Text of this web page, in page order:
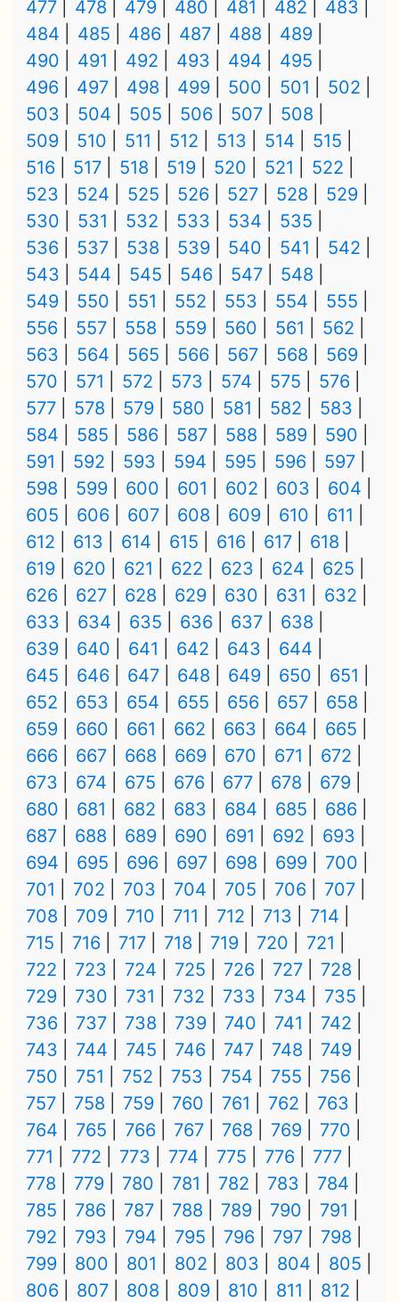
477 478 479 480 481 482
483
484
485 486 487 488
489
490
491 492 493 494
495
496
497 498 499 500 501
502
503
504 505 506 507
508
509
510 511 512 513 514
515
516
517 518 519 520 521
522
523
524 525 526 527 528
529
530
531 532 533 534
535
536
537 538 539 540 541
542
543
544 545 546 547
548
549
550 551 552 553 554
555
556
557 558 559 560 561
562
563
564 565 566 567 568
569
570
571 572 573 574 575
576
577
578 579 580 581 582
583
584
585 586 587 588 589
590
591
592 593 594 595 596
597
598
599 600 601 602 603
604
605
606 607 608 609 610
611
612
613 614 615 616 617
618
619
620 621 622 623 624
625
626
627 628 629 630 631
632
633
634 635 636 637
638
639
640 641 642 643
644
645
646 647 648 649 650
651
652
653 654 655 656 657
658
659
660 661 662 663 664
665
666
667 668 669 670 671
672
673
674 675 676 677 678
679
680
681 682 683 684 685
686
687
688 689 690 691 692
693
694
695 696 697 698 699
700
701
702 703 704 705 706
707
708
709 710 711 712 713
714
715
716 717 718 719 720
721
722
723 724 725 726 727
728
729
730 731 732 733 734
735
736
737 738 739 740 741
742
743
744 745 746 747 748
749
750
751 752 753 754 755
756
757
758 759 760 761 762
763
764
765 766 767 768 769
770
771
772 773 774 775 776
777
778
779 780 781 782 783
784
785
786 787 788 789 790
791
792
793 794 795 796 797
798
799
800 801 802 803 804
805
806
807 808 809 810 811
812